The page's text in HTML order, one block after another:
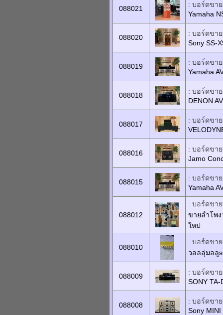
088021
: บอร์ดขาย
Yamaha
088020
: บอร์ดขาย
Sony SS-
088019
: บอร์ดขาย
Yamaha
088018
: บอร์ดขาย
DENON
088017
: บอร์ดขาย
088016
: บอร์ดขาย
Jamo
088015
: บอร์ดขาย
Yamaha
088012
: บอร์ดขาย
ขายลำโพง
ใหม่
088010
: บอร์ดขาย
วอลลุ่มอลู
088009
: บอร์ดขาย
SONY TA-
088008
: บอร์ดขาย
Sony MINI